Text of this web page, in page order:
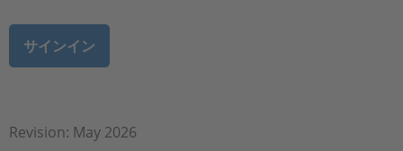
Revision: May 2026